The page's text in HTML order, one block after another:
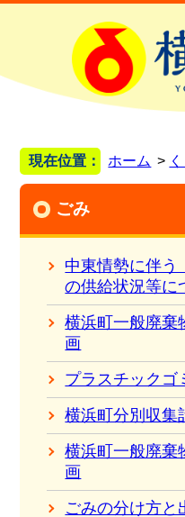
現在位置： ホーム
ごみ
中東情勢に伴う
の供給状況等に
横浜町一般廃棄
画
プラスチックゴ
横浜町分別収集
横浜町一般廃棄
画
ごみの分け方と